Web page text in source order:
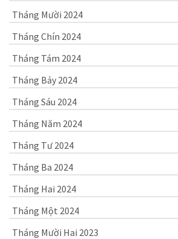
Tháng Mười 2024
Tháng Chín 2024
Tháng Tám 2024
Tháng Bảy 2024
Tháng Sáu 2024
Tháng Năm 2024
Tháng Tư 2024
Tháng Ba 2024
Tháng Hai 2024
Tháng Một 2024
Tháng Mười Hai 2023